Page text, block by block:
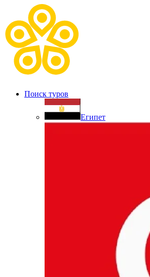
Поиск туров
Египет